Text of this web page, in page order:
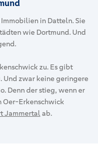
in Datteln. Sie
wie Dortmund. Und
zu. Es gibt
Und zwar keine geringere
Denn der stieg, wenn er
Oer-Erkenschwick
Jammertalab.